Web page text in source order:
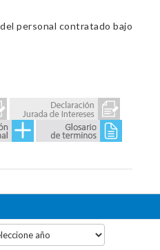
personal contratado bajo